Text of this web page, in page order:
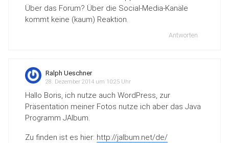
Über das Forum? Über die Social-Media-Kanäle
kommt keine (kaum) Reaktion.
Antworten
Ralph Ueschner
28. Dezember 2014 um 10:25 Uhr
Hallo Boris, ich nutze auch WordPress, zur
Präsentation meiner Fotos nutze ich aber das Java
Programm JAlbum.
Zu finden ist es hier: http://jalbum.net/de/